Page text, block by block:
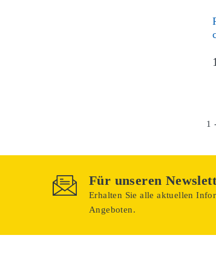
1
Für unseren
Erhalten Sie alle aktuellen
Angeboten.